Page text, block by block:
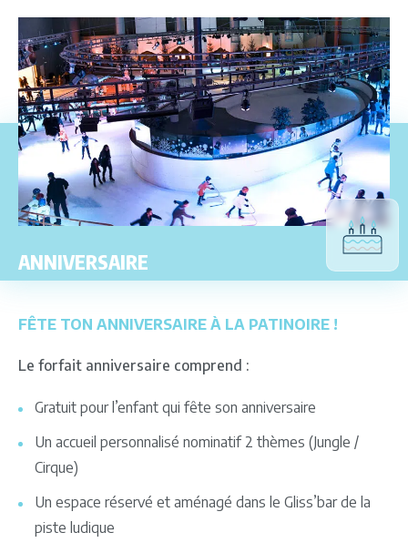
FÊTE TON ANNIVERSAIRE À LA PATINOIRE !
Le forfait anniversaire comprend :
Gratuit pour l’enfant qui fête son anniversaire
Un accueil personnalisé nominatif 2 thèmes (Jungle /
Cirque)
Un espace réservé et aménagé dans le Gliss’bar de la
piste ludique
ANNIVERSAIRE